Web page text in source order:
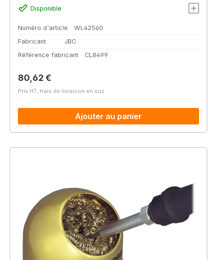
Disponible
Numéro d'article
WL42560
Fabricant
JBC
Référence fabricant
CL8499
Prix régulier :
80,62 €
Prix HT, frais de livraison en sus
Ajouter au panier